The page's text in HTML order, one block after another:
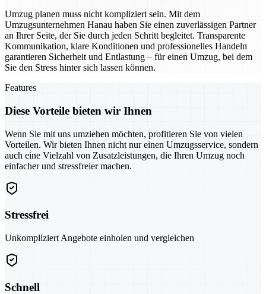
Umzug planen muss nicht kompliziert sein. Mit dem
Umzugsunternehmen Hanau haben Sie einen zuverlässigen Partner
an Ihrer Seite, der Sie durch jeden Schritt begleitet. Transparente
Kommunikation, klare Konditionen und professionelles Handeln
garantieren Sicherheit und Entlastung – für einen Umzug, bei dem
Sie den Stress hinter sich lassen können.
Features
Diese Vorteile bieten wir Ihnen
Wenn Sie mit uns umziehen möchten, profitieren Sie von vielen
Vorteilen. Wir bieten Ihnen nicht nur einen Umzugsservice, sondern
auch eine Vielzahl von Zusatzleistungen, die Ihren Umzug noch
einfacher und stressfreier machen.
Stressfrei
Unkompliziert Angebote einholen und vergleichen
Schnell